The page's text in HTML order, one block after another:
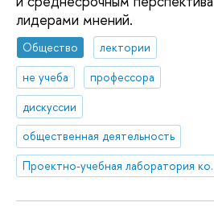
лидерами мнений.
Общество
лектории
не учеба
профессора
дискуссии
общественная деятельность
Проектно-учебная